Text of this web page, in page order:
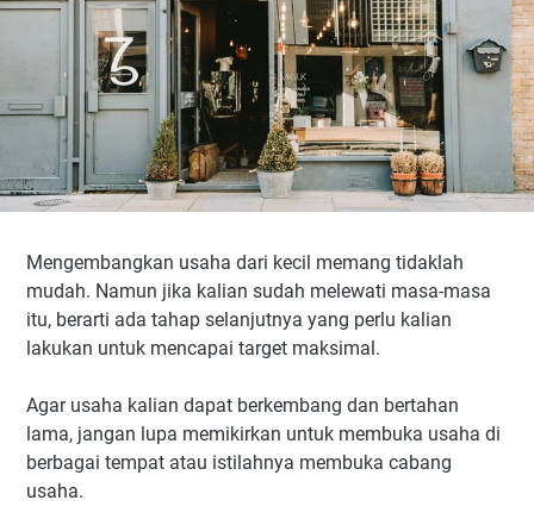
Mengembangkan usaha dari kecil memang tidaklah
mudah. Namun jika kalian sudah melewati masa-masa
itu, berarti ada tahap selanjutnya yang perlu kalian
lakukan untuk mencapai target maksimal.
Agar usaha kalian dapat berkembang dan bertahan
lama, jangan lupa memikirkan untuk membuka usaha di
berbagai tempat atau istilahnya membuka cabang
usaha.